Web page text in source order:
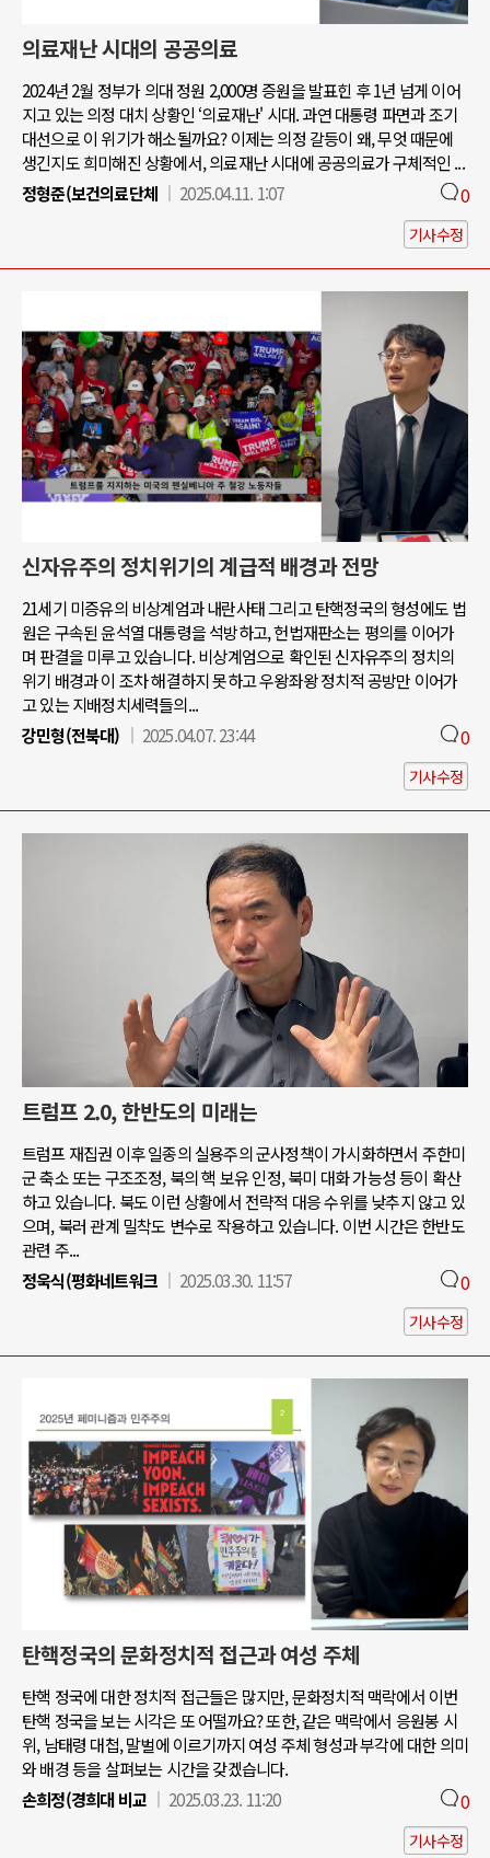
의료재난 시대의 공공의료
2024년 2월 정부가 의대 정원 2,000명 증원을 발표힌 후 1년 넘게 이어
지고 있는 의정 대치 상황인 ‘의료재난' 시대. 과연 대통령 파면과 조기
대선으로 이 위기가 해소될까요? 이제는 의정 갈등이 왜, 무엇 때문에
생긴지도 희미해진 상황에서, 의료재난 시대에 공공의료가 구체적인 ...
정형준(보건의료단체
2025.04.11. 1:07 0
기사수정
신자유주의 정치위기의 계급적 배경과 전망
21세기 미증유의 비상계엄과 내란사태 그리고 탄핵정국의 형성에도 법
원은 구속된 윤석열 대통령을 석방하고, 헌법재판소는 평의를 이어가
며 판결을 미루고 있습니다. 비상계엄으로 확인된 신자유주의 정치의
위기 배경과 이 조차 해결하지 못하고 우왕좌왕 정치적 공방만 이어가
고 있는 지배정치세력들의...
강민형(전북대)
2025.04.07. 23:44 0
기사수정
트럼프 2.0, 한반도의 미래는
트럼프 재집권 이후 일종의 실용주의 군사정책이 가시화하면서 주한미
군 축소 또는 구조조정, 북의 핵 보유 인정, 북미 대화 가능성 등이 확산
하고 있습니다. 북도 이런 상황에서 전략적 대응 수위를 낮추지 않고 있
으며, 북러 관계 밀착도 변수로 작용하고 있습니다. 이번 시간은 한반도
관련 주...
정욱식(평화네트워크
2025.03.30. 11:57 0
기사수정
탄핵정국의 문화정치적 접근과 여성 주체
탄핵 정국에 대한 정치적 접근들은 많지만, 문화정치적 맥락에서 이번
탄핵 정국을 보는 시각은 또 어떨까요? 또한, 같은 맥락에서 응원봉 시
위, 남태령 대첩, 말벌에 이르기까지 여성 주체 형성과 부각에 대한 의미
와 배경 등을 살펴보는 시간을 갖겠습니다.
손희정(경희대 비교
2025.03.23. 11:20 0
기사수정